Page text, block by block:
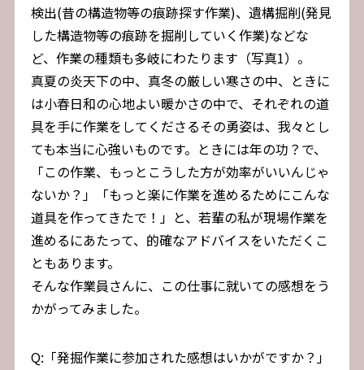
検出(昔の構造物等の痕跡探す作業)、遺構掘削(発見
した構造物等の痕跡を掘削していく作業)などな
ど、作業の種類も多岐にわたります（写真1）。
真夏の炎天下の中、真冬の厳しい寒さの中、ときに
は小春日和の心地よい暖かさの中で、それぞれの道
具を手に作業をしてくださるその勇姿は、我々とし
ても本当に心強いものです。ときには年の功？で、
「この作業、もっとこうした方が効率がいいんじゃ
ないか？」「もっと楽に作業を進めるためにこんな
道具を作ってきたで！」と、若輩の私が現場作業を
進めるにあたって、的確なアドバイスをいただくこ
ともあります。
そんな作業員さんに、この仕事に就いての感想をう
かがってみました。
Q:「発掘作業に参加された感想はいかがですか？」